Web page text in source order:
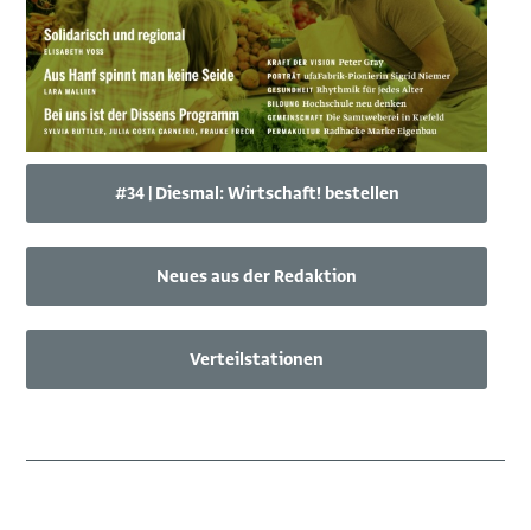
#34 | Diesmal: Wirtschaft! bestellen
Neues aus der Redaktion
Verteilstationen